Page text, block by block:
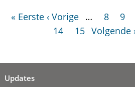
« Eerste ‹ Vorige … 8 9
14
15 Volgende
Updates